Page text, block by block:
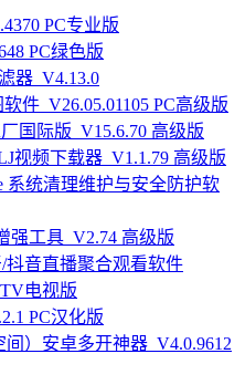
PC专业版
PC绿色版
器_V4.13.0
件_V26.05.01105 PC高级版
国际版_V15.6.70 高级版
视频下载器_V1.1.79 高级版
系统清理维护与安全防护软
强工具_V2.74 高级版
抖音直播聚合观看软件
电视版
PC汉化版
间）安卓多开神器_V4.0.9612